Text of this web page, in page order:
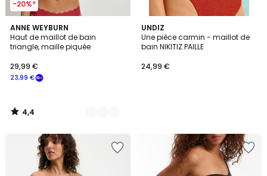
-20%*
ANNE WEYBURN
Haut de maillot de bain
triangle, maille piquée
23,99 €
29,99 €
4,4
/ 5
2
Couleurs
4,4
/
UNDIZ
Une pièce carmin - maillot de
bain NIKITIZ PAILLE
24,99 €